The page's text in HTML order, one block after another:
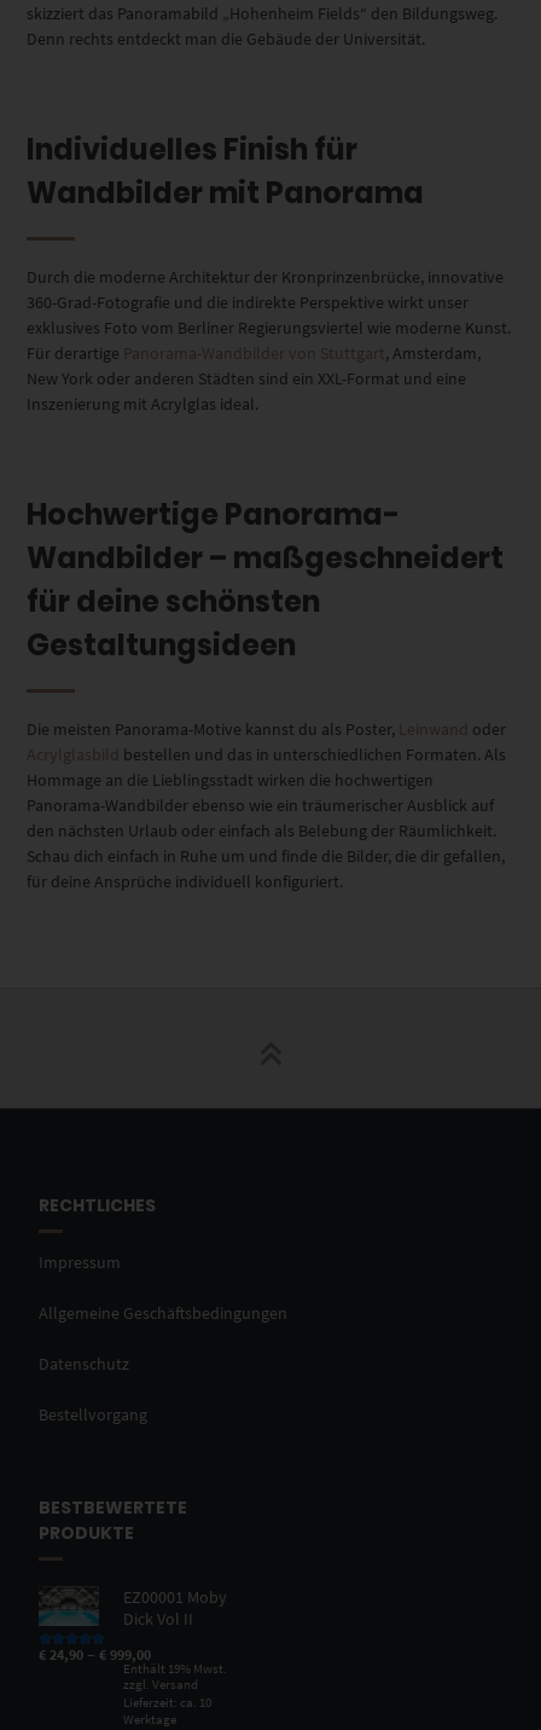
skizziert das Panoramabild „Hohenheim Fields“ den Bildungsweg.
Denn rechts entdeckt man die Gebäude der Universität.
Individuelles Finish für
Wandbilder mit Panorama
Durch die moderne Architektur der Kronprinzenbrücke, innovative
360-Grad-Fotografie und die indirekte Perspektive wirkt unser
exklusives Foto vom Berliner Regierungsviertel wie moderne Kunst.
Für derartige Panorama-Wandbilder von Stuttgart, Amsterdam,
New York oder anderen Städten sind ein XXL-Format und eine
Inszenierung mit Acrylglas ideal.
Hochwertige Panorama-
Wandbilder – maßgeschneidert
für deine schönsten
Gestaltungsideen
Die meisten Panorama-Motive kannst du als Poster, Leinwand oder
Acrylglasbild bestellen und das in unterschiedlichen Formaten. Als
Hommage an die Lieblingsstadt wirken die hochwertigen
Panorama-Wandbilder ebenso wie ein träumerischer Ausblick auf
den nächsten Urlaub oder einfach als Belebung der Räumlichkeit.
Schau dich einfach in Ruhe um und finde die Bilder, die dir gefallen,
für deine Ansprüche individuell konfiguriert.
RECHTLICHES
Impressum
Allgemeine Geschäftsbedingungen
Datenschutz
Bestellvorgang
BESTBEWERTETE
PRODUKTE
EZ00001 Moby
Dick Vol II
Bewertet mit
von 5
€ 24,90 –€ 999,00
Enthält 19% Mwst.
zzgl.Versand
Lieferzeit: ca. 10
Werktage